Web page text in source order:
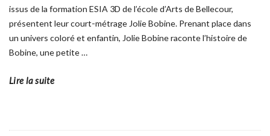
issus de la formation ESIA 3D de l’école d’Arts de Bellecour,
présentent leur court-métrage Jolie Bobine. Prenant place dans
un univers coloré et enfantin, Jolie Bobine raconte l’histoire de
Bobine, une petite…
Lire la suite